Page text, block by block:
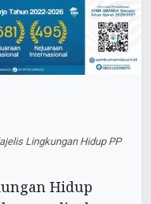
Lingkungan Hidup PP
Hidup